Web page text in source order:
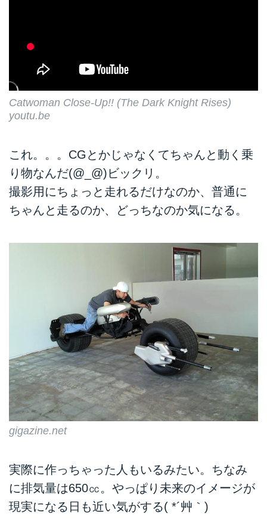
Catwoman Close-Up!! (The Dark Knight Rises)
youtu.be
これ。。。CGとかじゃなくてちゃんと動く乗
り物なんだ(@_@)ビックリ。
撮影用にちょっと走れるだけなのか、普通に
ちゃんと走るのか、どっちなのか気になる。
gigazine.net
実際に作っちゃった人もいるみたい。ちなみ
に排気量は650㏄。やっぱり未来のイメージが
現実になる日も近い気がする( *´艸｀)